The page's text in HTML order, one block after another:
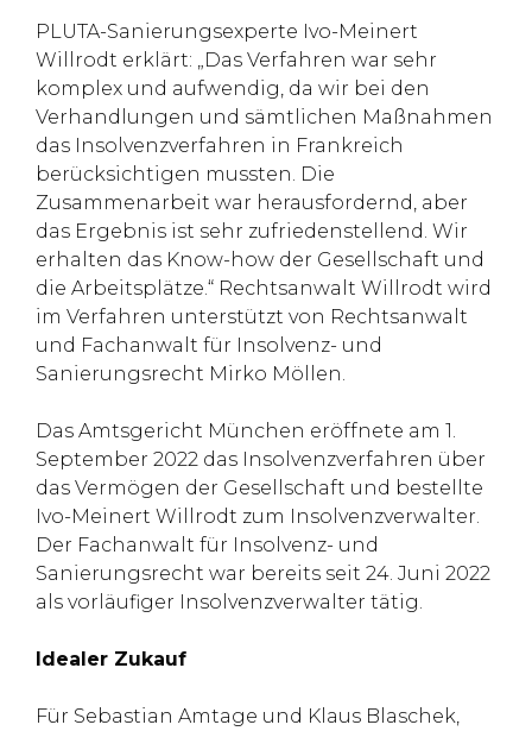
PLUTA-Sanierungsexperte Ivo-Meinert
Willrodt erklärt: „Das Verfahren war sehr
komplex und aufwendig, da wir bei den
Verhandlungen und sämtlichen Maßnahmen
das Insolvenzverfahren in Frankreich
berücksichtigen mussten. Die
Zusammenarbeit war herausfordernd, aber
das Ergebnis ist sehr zufriedenstellend. Wir
erhalten das Know-how der Gesellschaft und
die Arbeitsplätze.“ Rechtsanwalt Willrodt wird
im Verfahren unterstützt von Rechtsanwalt
und Fachanwalt für Insolvenz- und
Sanierungsrecht Mirko Möllen.
Das Amtsgericht München eröffnete am 1.
September 2022 das Insolvenzverfahren über
das Vermögen der Gesellschaft und bestellte
Ivo-Meinert Willrodt zum Insolvenzverwalter.
Der Fachanwalt für Insolvenz- und
Sanierungsrecht war bereits seit 24. Juni 2022
als vorläufiger Insolvenzverwalter tätig.
Idealer Zukauf
Für Sebastian Amtage und Klaus Blaschek,